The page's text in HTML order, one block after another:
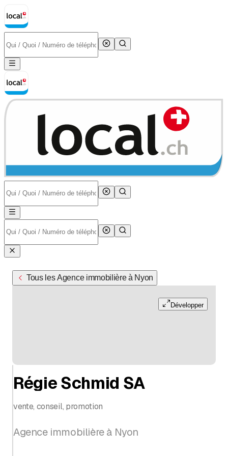
Tous les Agence immobilière à Nyon
Développer
Régie Schmid SA
vente, conseil, promotion
Agence immobilière à Nyon